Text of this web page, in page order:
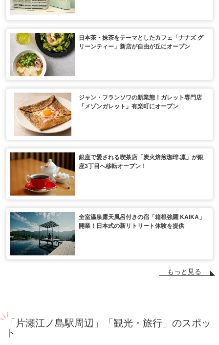
日本茶・抹茶をテーマとしたカフェ「ナナズ グ
リーンティー」新店が自由が丘にオープン
ジャン・フランソワの新業態！ガレット専門店
「メゾンガレット」有楽町にオープン
銀座で愛される喫茶店「炭火焙煎珈琲.凛」が銀
座3丁目へ移転オープン！
全室温泉露天風呂付きの宿「箱根強羅 KAIKA」
開業！日本式の新リトリート体験を提供
もっと見る
「片瀬江ノ島駅周辺」「観光・旅行」のスポッ
ト